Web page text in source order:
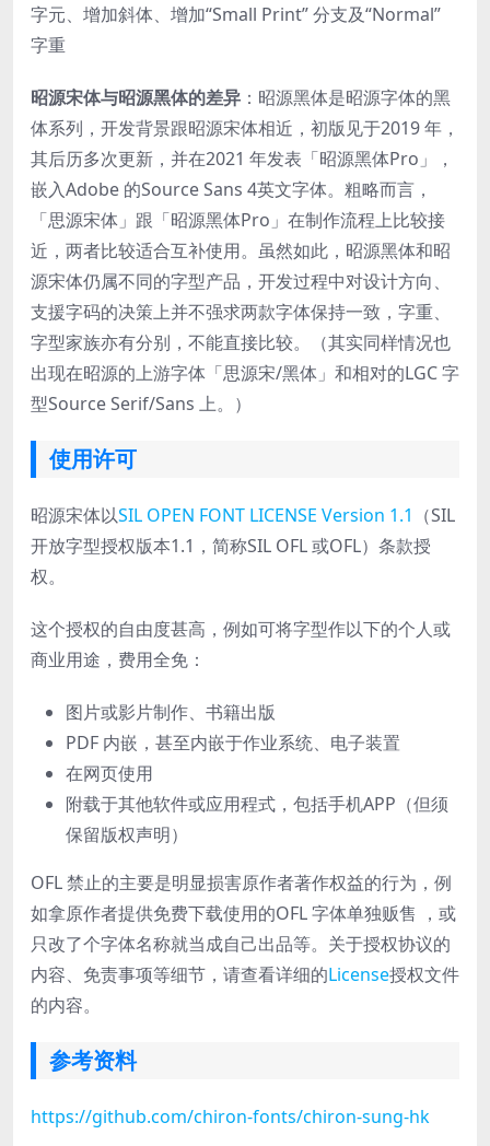
字元、增加斜体、增加“Small Print” 分支及“Normal”
字重
昭源宋体与昭源黑体的差异 ：昭源黑体是昭源字体的黑
体系列，开发背景跟昭源宋体相近，初版见于2019 年，
其后历多次更新，并在2021 年发表「昭源黑体Pro」，
嵌入Adobe 的Source Sans 4英文字体。粗略而言，
「思源宋体」跟「昭源黑体Pro」在制作流程上比较接
近，两者比较适合互补使用。虽然如此，昭源黑体和昭
源宋体仍属不同的字型产品，开发过程中对设计方向、
支援字码的决策上并不强求两款字体保持一致，字重、
字型家族亦有分别，不能直接比较。（其实同样情况也
出现在昭源的上游字体「思源宋/黑体」和相对的LGC 字
型Source Serif/Sans 上。）
使用许可
昭源宋体以SIL OPEN FONT LICENSE Version 1.1 （SIL
开放字型授权版本1.1，简称SIL OFL 或OFL）条款授
权。
这个授权的自由度甚高，例如可将字型作以下的个人或
商业用途，费用全免：
图片或影片制作、书籍出版
PDF 内嵌，甚至内嵌于作业系统、电子装置
在网页使用
附载于其他软件或应用程式，包括手机APP（但须
保留版权声明）
OFL 禁止的主要是明显损害原作者著作权益的行为，例
如拿原作者提供免费下载使用的OFL 字体单独贩售 ，或
只改了个字体名称就当成自己出品等。关于授权协议的
内容、免责事项等细节，请查看详细的License授权文件
的内容。
参考资料
https://github.com/chiron-fonts/chiron-sung-hk